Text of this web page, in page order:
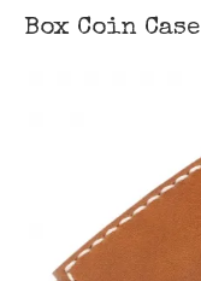
Box Coin Case